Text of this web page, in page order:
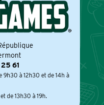
61
9h30 à 12h30 et de 14h à
de 13h30 à 19h.